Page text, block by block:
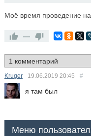
Моё время проведение на
—
Kruger 19.06.2019 20:45 #
я там был
Меню